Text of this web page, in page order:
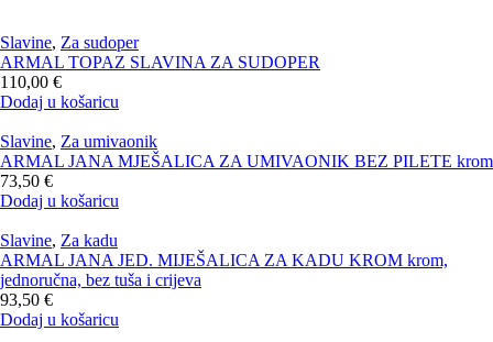
Slavine, Za sudoper
ARMAL TOPAZ SLAVINA ZA SUDOPER
110,00 €
Dodaj u košaricu
Slavine, Za umivaonik
ARMAL JANA MJEŠALICA ZA UMIVAONIK BEZ PILETE krom
73,50 €
Dodaj u košaricu
Slavine, Za kadu
ARMAL JANA JED. MIJEŠALICA ZA KADU KROM krom,
jednoručna, bez tuša i crijeva
93,50 €
Dodaj u košaricu